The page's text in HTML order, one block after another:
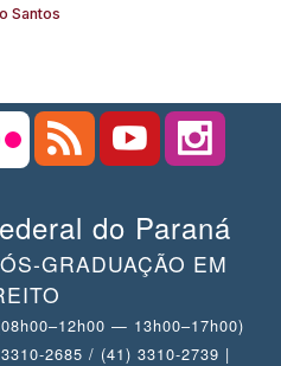
Santos
do Paraná
GRADUAÇÃO EM
— 13h00–17h00)
2685 / (41) 3310-2739 |